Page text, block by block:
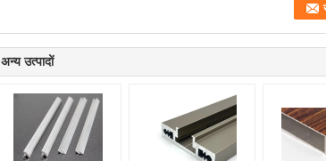
अन्य उत्पादों